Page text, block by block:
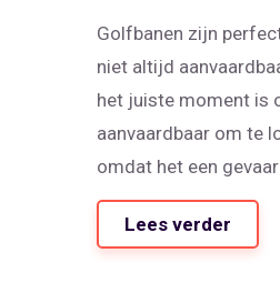
Golfbanen zijn
niet altijd
het juiste moment is
aanvaardbaar om te
omdat het een
toegestaan is op
daarom aan te
Lees verder